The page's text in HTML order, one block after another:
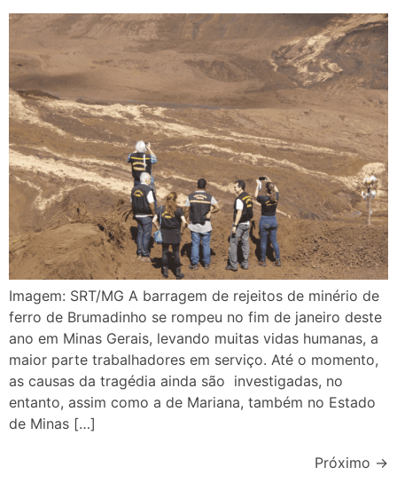
Imagem: SRT/MG A barragem de rejeitos de minério de
ferro de Brumadinho se rompeu no fim de janeiro deste
ano em Minas Gerais, levando muitas vidas humanas, a
maior parte trabalhadores em serviço. Até o momento,
as causas da tragédia ainda são investigadas, no
entanto, assim como a de Mariana, também no Estado
de Minas […]
Próximo →